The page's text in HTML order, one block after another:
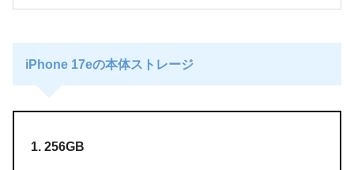
iPhone 17eの本体ストレージ
256GB